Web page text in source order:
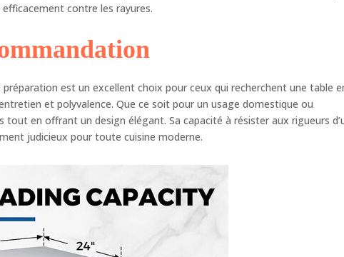
contre les rayures.
préparation est un excellent choix pour ceux qui recherchent une table
et polyvalence. Que ce soit pour un usage domestique ou
tout en offrant un design élégant. Sa capacité à résister aux rigueurs
judicieux pour toute cuisine moderne.